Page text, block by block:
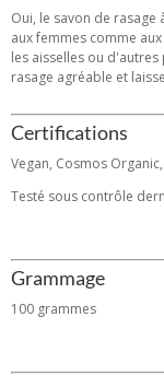
Oui, le savon de rasage
aux femmes comme
les aisselles ou
rasage agréable et
Certifications
Vegan, Cosmos
Testé sous contrôle
Grammage
100 grammes